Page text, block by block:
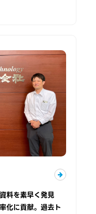
料を素早く発見
化に貢献。過去ト